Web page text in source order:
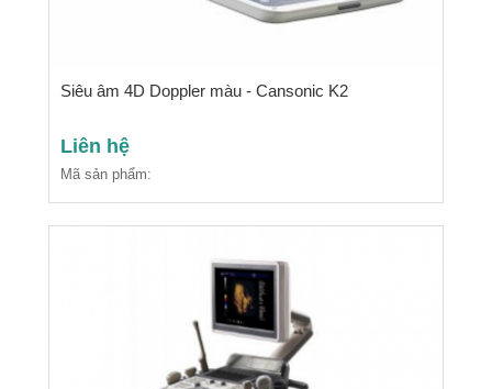
Siêu âm 4D Doppler màu - Cansonic K2
Liên hệ
Mã sản phẩm: